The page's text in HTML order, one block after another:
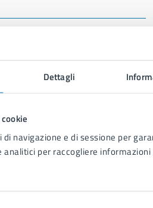
Dettagli
navigazione e di sessione per
analitici per raccogliere